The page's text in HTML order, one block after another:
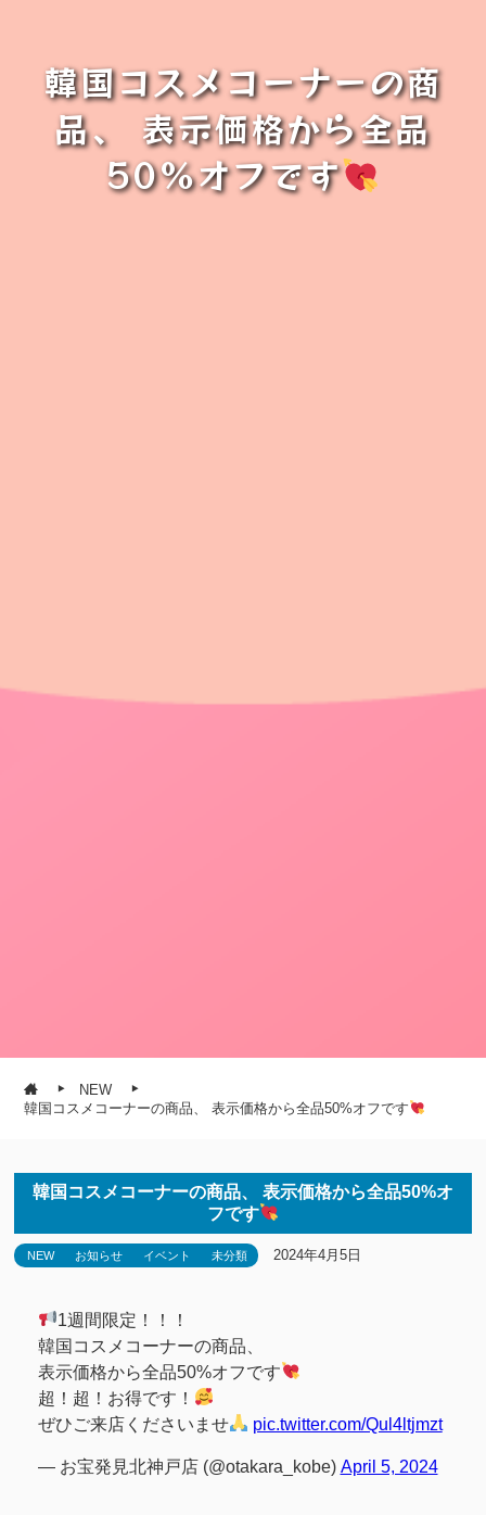
韓国コスメコーナーの商
品、 表示価格から全品
50%オフです
NEW
韓国コスメコーナーの商品、 表示価格から全品50%オフです
韓国コスメコーナーの商品、 表示価格から全品50%オ
フです
NEW お知らせ イベント 未分類 2024年4月5日
1週間限定！！！
韓国コスメコーナーの商品、
表示価格から全品50%オフです
超！超！お得です！
ぜひご来店くださいませ
pic.twitter.com/Qul4ltjmzt
— お宝発見北神戸店 (@otakara_kobe) April 5, 2024